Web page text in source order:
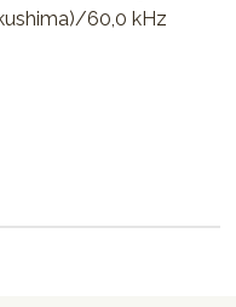
60,0 kHz